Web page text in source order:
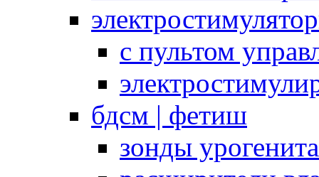
с пультом
бдсм | фетиш
зонды